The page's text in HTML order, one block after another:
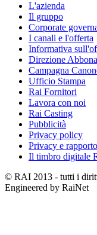
L'azienda
Il gruppo
Corporate
I canali e l'offerta
Informativa
Direzione
Campagna
Ufficio Stampa
Rai Fornitori
Lavora con noi
Rai Casting
Pubblicità
Privacy policy
Privacy e
Il timbro digitale
© RAI 2013 - tutti i
Engineered by RaiNet